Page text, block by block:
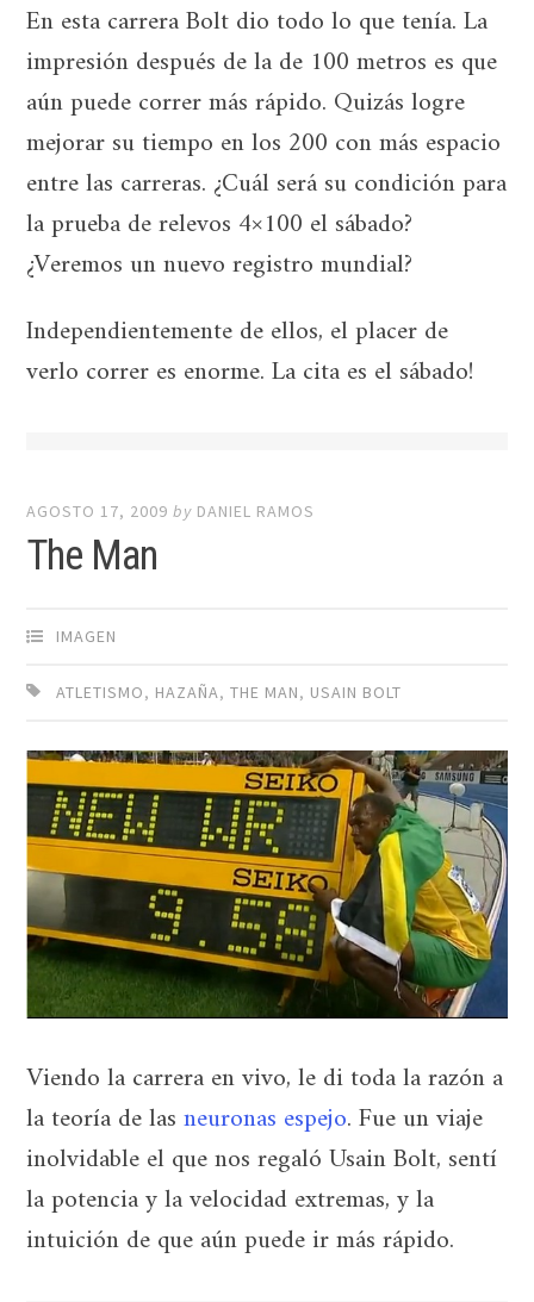
En esta carrera Bolt dio todo lo que tenía. La
impresión después de la de 100 metros es que
aún puede correr más rápido. Quizás logre
mejorar su tiempo en los 200 con más espacio
entre las carreras. ¿Cuál será su condición para
la prueba de relevos 4×100 el sábado?
¿Veremos un nuevo registro mundial?
Independientemente de ellos, el placer de
verlo correr es enorme. La cita es el sábado!
AGOSTO 17, 2009 by DANIEL RAMOS
The Man
IMAGEN
ATLETISMO, HAZAÑA,THE MAN, USAIN BOLT
Viendo la carrera en vivo, le di toda la razón a
la teoría de lasneuronas espejo. Fue un viaje
inolvidable el que nos regaló Usain Bolt, sentí
la potencia y la velocidad extremas, y la
intuición de que aún puede ir más rápido.